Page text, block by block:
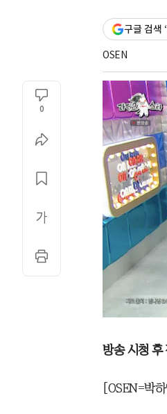
구글 검색
OSEN
0
방송 시청 후
[OSEN=박